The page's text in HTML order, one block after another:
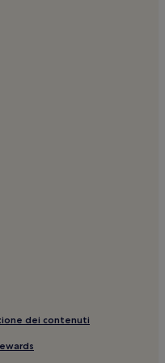
hotel nelle
nelle vicinanze
nelle vicinanze
dei contenuti